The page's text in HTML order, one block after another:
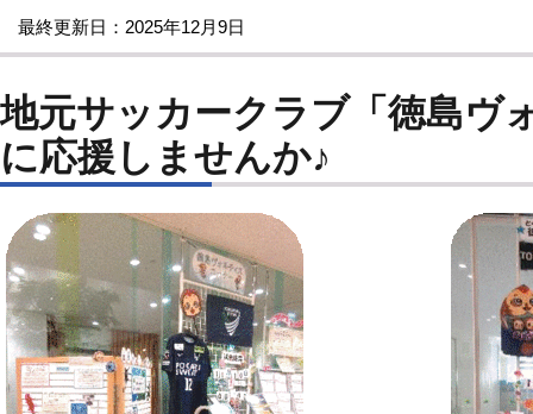
最終更新日：2025年12月9日
地元サッカークラブ「徳島ヴ
に応援しませんか♪